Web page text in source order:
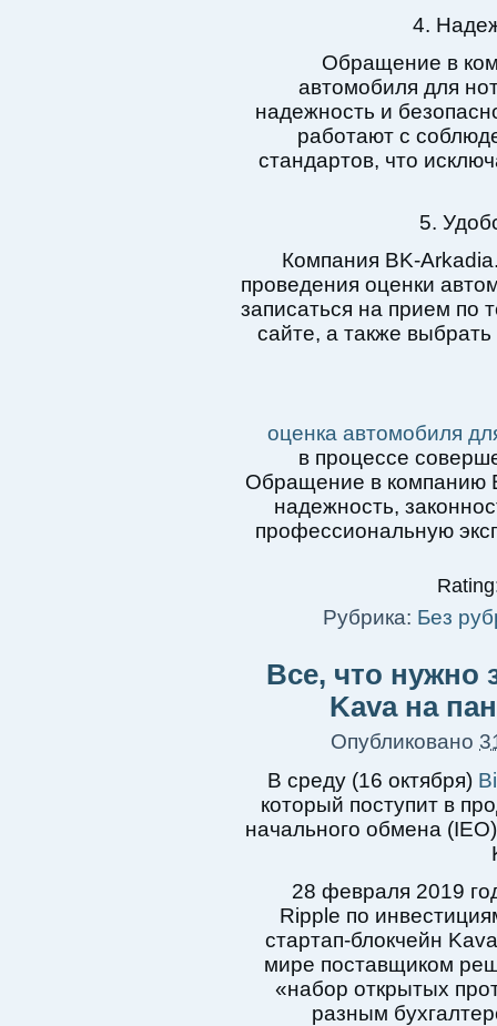
4.
Обращение в
автомобиля для
надежность и
работают с
стандартов, что
5.
Компания BK-
проведения оценки
записаться на прием по
сайте, а также
оценка автомобиля
в процессе
Обращение в компанию
надежность,
профессиональную
Рубрика: Без
Все, что нужно
Kava на
Опубликовано
В среду (16 октября)
который поступит в
начального обмена
28 февраля 2019
Ripple по
стартап-блокчейн
мире поставщиком
«набор открытых
разным